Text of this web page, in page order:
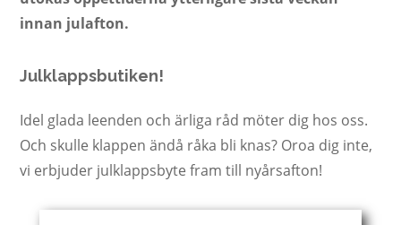
innan julafton.
Julklappsbutiken!
Idel glada leenden och ärliga råd möter dig hos oss.
Och skulle klappen ändå råka bli knas? Oroa dig inte,
vi erbjuder julklappsbyte fram till nyårsafton!